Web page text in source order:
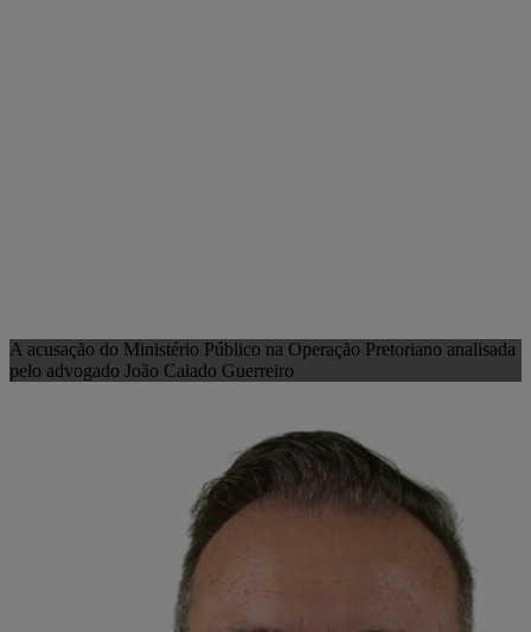
A acusação do Ministério Público na Operação Pretoriano analisada
pelo advogado João Caiado Guerreiro